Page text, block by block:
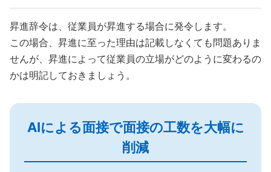
昇進辞令は、従業員が昇進する場合に発令します。
この場合、昇進に至った理由は記載しなくても問題ありま
せんが、昇進によって従業員の立場がどのように変わるの
かは明記しておきましょう。
AIによる面接で面接の工数を大幅に
削減